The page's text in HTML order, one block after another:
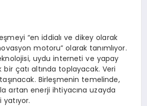
“en iddialı ve dikey olarak
motoru” olarak tanımlıyor.
uydu interneti ve yapay
çatı altında toplayacak. Veri
Birleşmenin temelinde,
artan enerji ihtiyacına uzayda